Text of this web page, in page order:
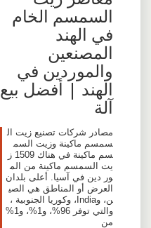
السمسم الخام
في الهند
المصنعين
والموردين في
الهند | أفضل بيع
آلة
مصادر شركات تصنيع زيت ال
سمسم ماكينة وزيت السم
سم ماكينة في هناك 1509 ز
يت السمسم ماكينة من الم
ور دين في آسيا. أعلى بلدان
العرض أو المناطق هي الصي
ن، وIndia، وكوريا الجنوبية ،
والتي توفر 96%، و1%، و1%
من